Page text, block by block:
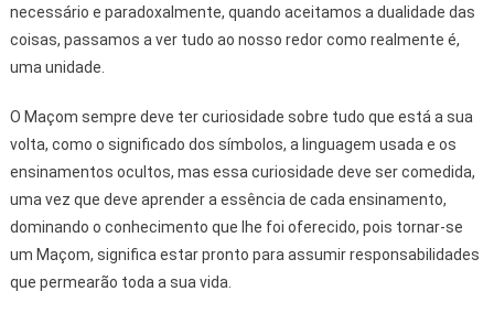
necessário e paradoxalmente, quando aceitamos a dualidade das
coisas, passamos a ver tudo ao nosso redor como realmente é,
uma unidade.
O Maçom sempre deve ter curiosidade sobre tudo que está a sua
volta, como o significado dos símbolos, a linguagem usada e os
ensinamentos ocultos, mas essa curiosidade deve ser comedida,
uma vez que deve aprender a essência de cada ensinamento,
dominando o conhecimento que lhe foi oferecido, pois tornar-se
um Maçom, significa estar pronto para assumir responsabilidades
que permearão toda a sua vida.